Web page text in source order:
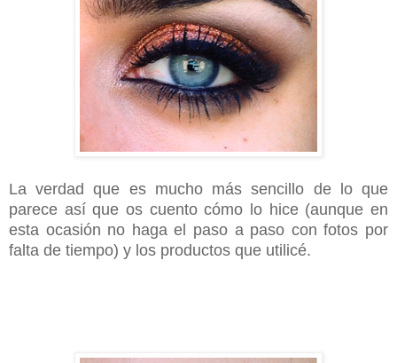
La verdad que es mucho más sencillo de lo que
parece así que os cuento cómo lo hice (aunque en
esta ocasión no haga el paso a paso con fotos por
falta de tiempo) y los productos que utilicé.